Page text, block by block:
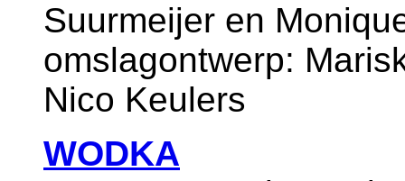
Suurmeijer en
omslagontwerp:
Nico Keulers
WODKA